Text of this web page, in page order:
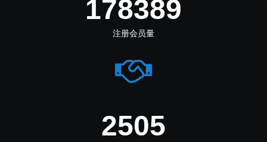
205833
注册会员量
2890